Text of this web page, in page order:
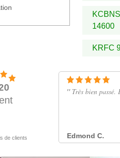
KCBNS
14600
KRFC